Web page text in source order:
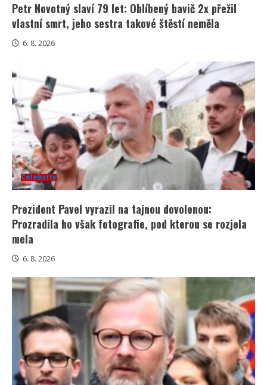
Petr Novotný slaví 79 let: Oblíbený bavič 2x přežil
vlastní smrt, jeho sestra takové štěstí neměla
6. 8. 2026
Celebrity
Prezident Pavel vyrazil na tajnou dovolenou:
Prozradila ho však fotografie, pod kterou se rozjela
mela
6. 8. 2026